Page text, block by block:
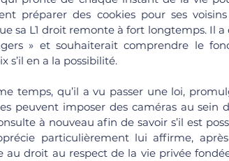
préparer des cookies pour ses voisins
sa L1 droit remonte à fort longtemps. Il
» et souhaiterait comprendre le
s’il en a la possibilité.
temps, qu’il a vu passer une loi,
peuvent imposer des caméras au sein
à nouveau afin de savoir s’il est
particulièrement lui affirme,
droit au respect de la vie privée